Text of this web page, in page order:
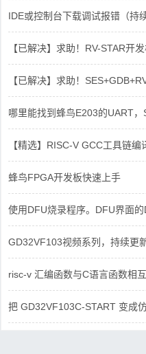
IDE或控制台下载调试报错（持
【已解决】求助！RV-STAR开
【已解决】求助！
哪里能找到蜂鸟E203的UART，
【精选】RISC-V GCC工具链
蜂鸟FPGA开发板快速上手
使用DFU烧录程序。DFU界面
GD32VF103视频系列，持续更
risc-v 汇编函数与C语言函数相互
把 GD32VF103C-START 变成